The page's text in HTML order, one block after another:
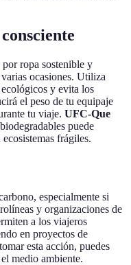
ropa sostenible y
ocasiones. Utiliza
y evita los
el peso de tu equipaje
tu viaje. UFC-Que
puede
frágiles.
especialmente si
y organizaciones de
a los viajeros
en proyectos de
esta acción, puedes
medio ambiente.